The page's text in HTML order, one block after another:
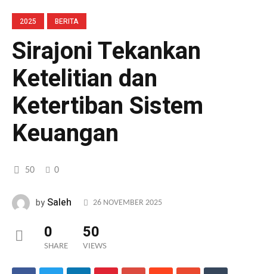
2025 BERITA
Sirajoni Tekankan
Ketelitian dan
Ketertiban Sistem
Keuangan
50 0
by Saleh 26 NOVEMBER 2025
0
SHARE
50
VIEWS